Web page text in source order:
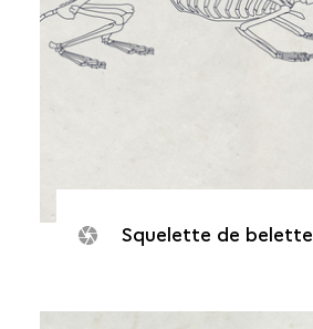
Squelette de belette